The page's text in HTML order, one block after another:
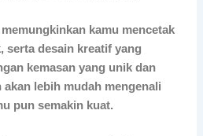
kamu mencetak
serta desain kreatif yang
kemasan yang unik dan
lebih mudah mengenali
pun semakin kuat.